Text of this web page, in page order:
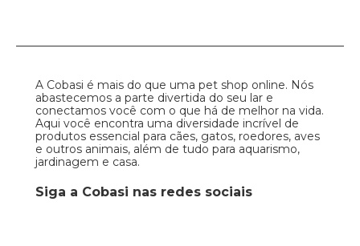
A Cobasi é mais do que uma pet shop online. Nós
abastecemos a parte divertida do seu lar e
conectamos você com o que há de melhor na vida.
Aqui você encontra uma diversidade incrível de
produtos essencial para cães, gatos, roedores, aves
e outros animais, além de tudo para aquarismo,
jardinagem e casa.
Siga a Cobasi nas redes sociais